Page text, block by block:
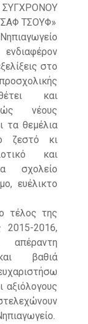
ΤΣΟΥΦ»
στο
και
νέους
τα θεμέλια
ζεστό κι
και
σχολείο
ευέλικτο
τέλος της
2015-2016,
βαθιά
αξιόλογους